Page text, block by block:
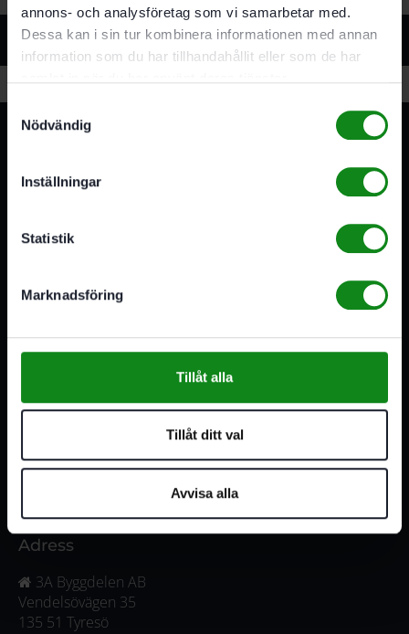
annons- och analysföretag som vi samarbetar med.
Dessa kan i sin tur kombinera informationen med annan
information som du har tillhandahållit eller som de har
Samtyckesval
Nödvändig
Inställningar
Statistik
Marknadsföring
Tillåt alla
Tillåt ditt val
Avvisa alla
Relaterade produkter
3A Byggdelen
Vi är återförsäljare av elverktyg, tillbehör, infästning och
förbrukningsmaterial. Vi har en fysisk butik och
serviceverkstad i Stockholm samt en e-handel för hela
Sverige. Av oss får du professionell service av
medarbetare med gedigen erfarenhet.
Org. nr: 556341-4290
Måndag-Torsdag:
07:00-16:00
07:00-15:00
Adress
3A Byggdelen AB
Vendelsövägen 35
135 51 Tyresö